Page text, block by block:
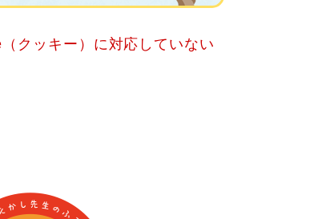
クッキー）に対応していない